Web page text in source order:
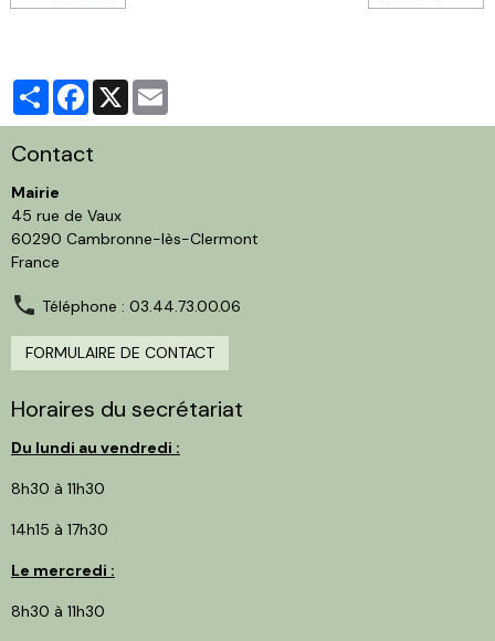
PartagerFacebook
X
Contact
Mairie
45 rue de Vaux
60290 Cambronne-lès-Clermont
France
Téléphone : 03.44.73.00.06
FORMULAIRE DE CONTACT
Horaires du secrétariat
Du lundi au vendredi :
8h30 à 11h30
14h15 à 17h30
Le mercredi :
8h30 à 11h30